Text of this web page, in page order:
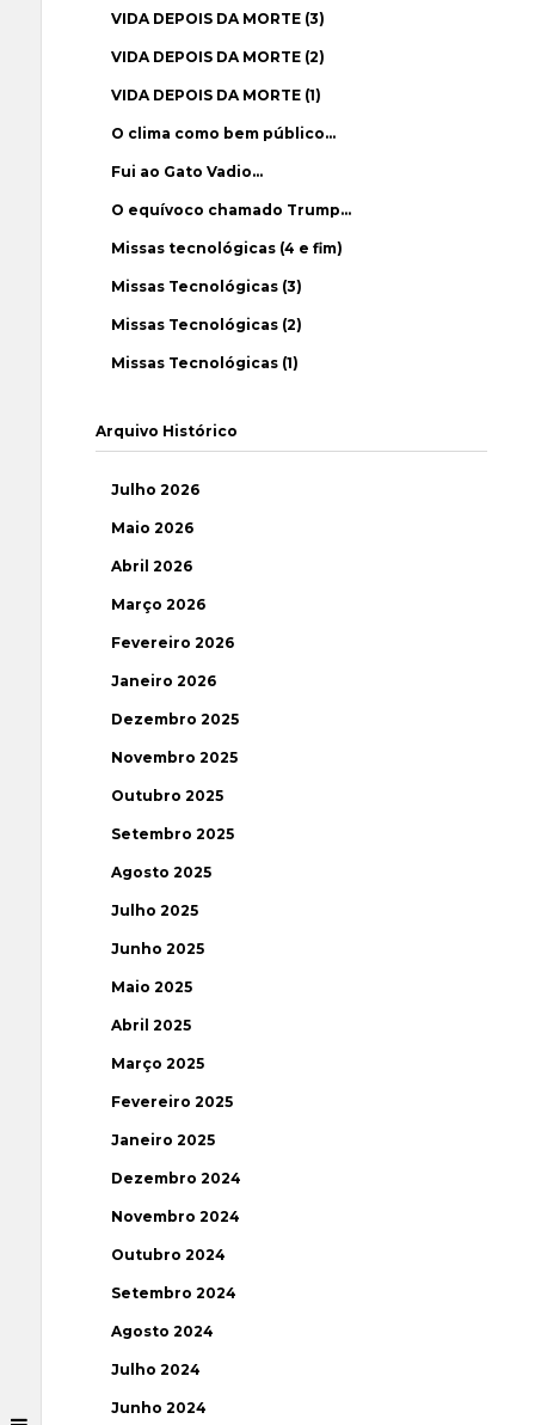
VIDA DEPOIS DA MORTE (3)
VIDA DEPOIS DA MORTE (2)
VIDA DEPOIS DA MORTE (1)
O clima como bem público…
Fui ao Gato Vadio…
O equívoco chamado Trump…
Missas tecnológicas (4 e fim)
Missas Tecnológicas (3)
Missas Tecnológicas (2)
Missas Tecnológicas (1)
Arquivo Histórico
Julho 2026
Maio 2026
Abril 2026
Março 2026
Fevereiro 2026
Janeiro 2026
Dezembro 2025
Novembro 2025
Outubro 2025
Setembro 2025
Agosto 2025
Julho 2025
Junho 2025
Maio 2025
Abril 2025
Março 2025
Fevereiro 2025
Janeiro 2025
Dezembro 2024
Novembro 2024
Outubro 2024
Setembro 2024
Agosto 2024
Julho 2024
Junho 2024